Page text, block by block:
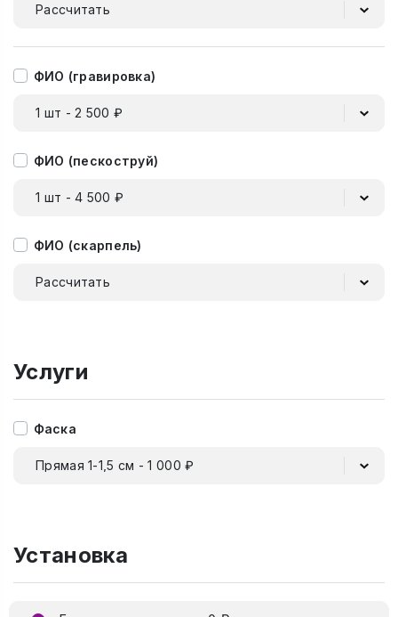
Рассчитать
ФИО (гравировка)
1 шт - 2 500 ₽
ФИО (пескоструй)
1 шт - 4 500 ₽
ФИО (скарпель)
Рассчитать
Услуги
Фаска
Прямая 1-1,5 см - 1 000 ₽
Установка